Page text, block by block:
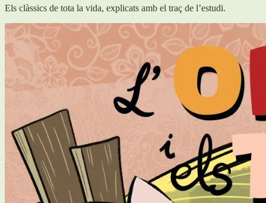
Els clàssics de tota la vida, explicats amb el traç de l’estudi.